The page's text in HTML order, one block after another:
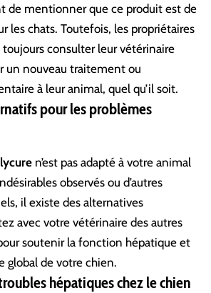
de mentionner que ce produit est de
les chats. Toutefois, les propriétaires
toujours consulter leur vétérinaire
un nouveau traitement ou
à leur animal, quel qu’il soit.
pour les problèmes
n’est pas adapté à votre animal
observés ou d’autres
il existe des alternatives
avec votre vétérinaire des autres
soutenir la fonction hépatique et
global de votre chien.
hépatiques chez le chien